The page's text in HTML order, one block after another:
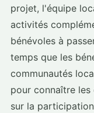
projet, l'équipe
activités
bénévoles à
temps que les
communautés
pour connaître
sur la